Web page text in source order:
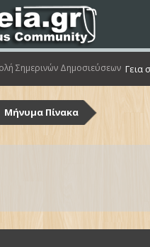
Σημερινών Δημοσιεύσεων Γεια
Μήνυμα Πίνακα